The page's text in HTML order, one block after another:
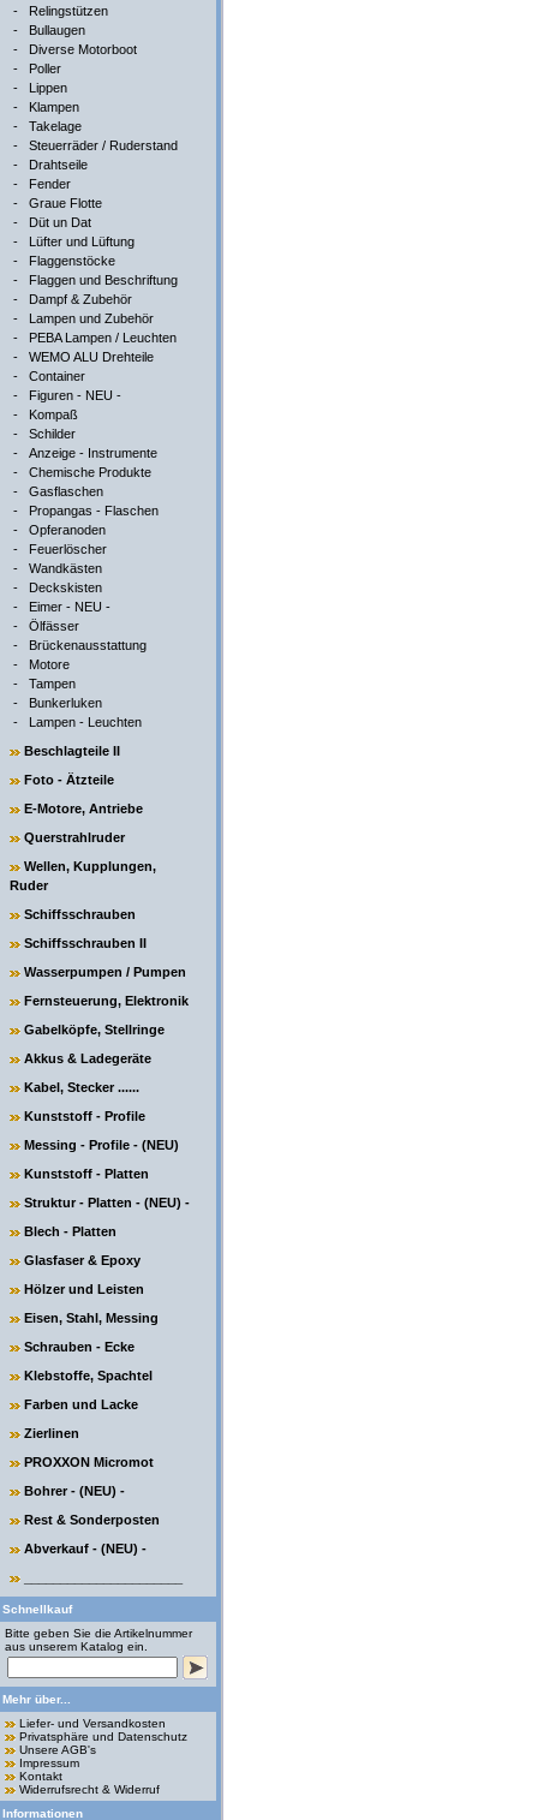
- Relingstützen
- Bullaugen
- Diverse Motorboot
- Poller
- Lippen
- Klampen
- Takelage
- Steuerräder / Ruderstand
- Drahtseile
- Fender
- Graue Flotte
- Düt un Dat
- Lüfter und Lüftung
- Flaggenstöcke
- Flaggen und Beschriftung
- Dampf & Zubehör
- Lampen und Zubehör
- PEBA Lampen / Leuchten
- WEMO ALU Drehteile
- Container
- Figuren - NEU -
- Kompaß
- Schilder
- Anzeige - Instrumente
- Chemische Produkte
- Gasflaschen
- Propangas - Flaschen
- Opferanoden
- Feuerlöscher
- Wandkästen
- Deckskisten
- Eimer - NEU -
- Ölfässer
- Brückenausstattung
- Motore
- Tampen
- Bunkerluken
- Lampen - Leuchten
Beschlagteile II
Foto - Ätzteile
E-Motore, Antriebe
Querstrahlruder
Wellen, Kupplungen,
Ruder
Schiffsschrauben
Schiffsschrauben II
Wasserpumpen / Pumpen
Fernsteuerung, Elektronik
Gabelköpfe, Stellringe
Akkus & Ladegeräte
Kabel, Stecker ......
Kunststoff - Profile
Messing - Profile - (NEU)
Kunststoff - Platten
Struktur - Platten - (NEU) -
Blech - Platten
Glasfaser & Epoxy
Hölzer und Leisten
Eisen, Stahl, Messing
Schrauben - Ecke
Klebstoffe, Spachtel
Farben und Lacke
Zierlinen
PROXXON Micromot
Bohrer - (NEU) -
Rest & Sonderposten
Abverkauf - (NEU) -
Schnellkauf
Bitte geben Sie die Artikelnummer
aus unserem Katalog ein.
Mehr über...
Liefer- und Versandkosten
Privatsphäre und Datenschutz
Unsere AGB's
Impressum
Kontakt
Widerrufsrecht & Widerruf
Informationen